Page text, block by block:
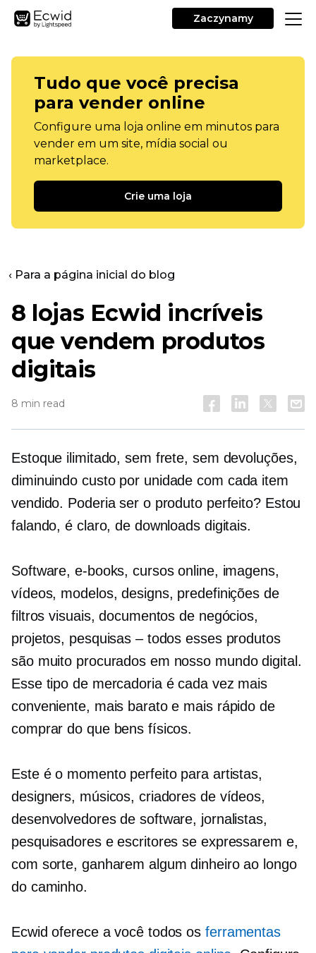
Zaczynamy
Tudo que você precisa
para vender online
Configure uma loja online em minutos para
vender em um site, mídia social ou
marketplace.
Crie uma loja
‹ Para a página inicial do blog
8 lojas Ecwid incríveis
que vendem produtos
digitais
8 min read
Estoque ilimitado, sem frete, sem devoluções,
diminuindo custo por unidade com cada item
vendido. Poderia ser o produto perfeito? Estou
falando, é claro, de downloads digitais.
Software, e-books, cursos online, imagens,
vídeos, modelos, designs, predefinições de
filtros visuais, documentos de negócios,
projetos, pesquisas – todos esses produtos
são muito procurados em nosso mundo digital.
Esse tipo de mercadoria é cada vez mais
conveniente, mais barato e mais rápido de
comprar do que bens físicos.
Este é o momento perfeito para artistas,
designers, músicos, criadores de vídeos,
desenvolvedores de software, jornalistas,
pesquisadores e escritores se expressarem e,
com sorte, ganharem algum dinheiro ao longo
do caminho.
Ecwid oferece a você todos os ferramentas